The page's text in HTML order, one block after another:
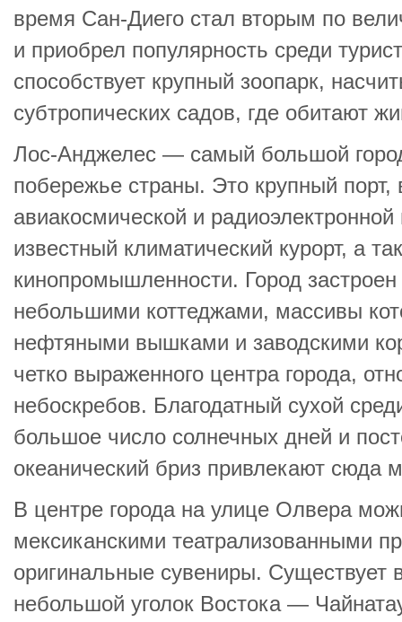
время Сан-Диего стал вторым по
и приобрел популярность среди
способствует крупный зоопарк,
субтропических садов, где обитают
Лос-Анджелес — самый большой
побережье страны. Это крупный
авиакосмической и
известный климатический курорт, а
кинопромышленности. Город
небольшими коттеджами, массивы
нефтяными вышками и заводскими
четко выраженного центра города,
небоскребов. Благодатный сухой
большое число солнечных дней и
океанический бриз привлекают
В центре города на улице Олвера
мексиканскими театрализованными
оригинальные сувениры. Существует
небольшой уголок Востока —